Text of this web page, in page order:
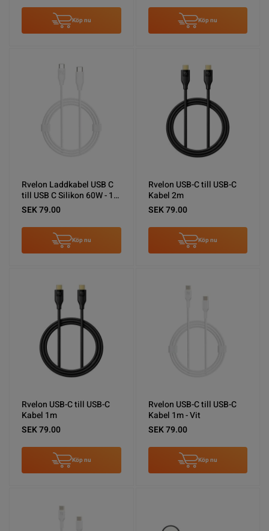
Köp nu Köp nu
Rvelon Laddkabel USB C
till USB C Silikon 60W - 1M
Vit
SEK 79.00
Köp nu
Rvelon USB-C till USB-C
Kabel 2m
SEK 79.00
Köp nu
Rvelon USB-C till USB-C
Kabel 1m
SEK 79.00
Köp nu
Rvelon USB-C till USB-C
Kabel 1m - Vit
SEK 79.00
Köp nu